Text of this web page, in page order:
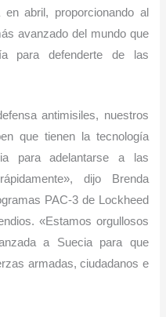
abril, proporcionando al
avanzado del mundo que
para defenderte de las
antimisiles, nuestros
que tienen la tecnología
para adelantarse a las
dijo Brenda
PAC-3 de Lockheed
«Estamos orgullosos
a Suecia para que
armadas, ciudadanos e